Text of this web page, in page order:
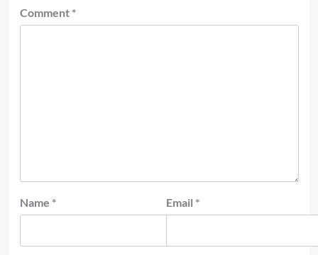
Comment *
Name * Email *